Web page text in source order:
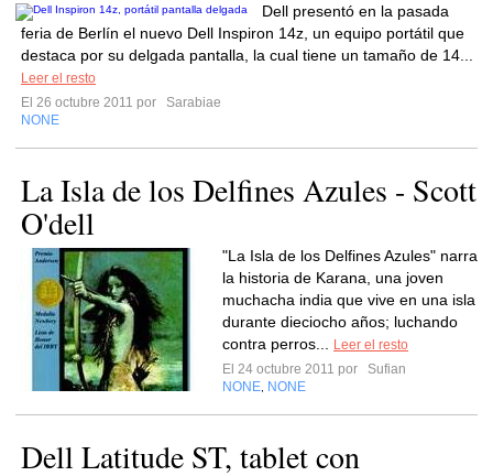
Dell presentó en la pasada
feria de Berlín el nuevo Dell Inspiron 14z, un equipo portátil que
destaca por su delgada pantalla, la cual tiene un tamaño de 14...
Leer el resto
El 26 octubre 2011 por
Sarabiae
NONE
La Isla de los Delfines Azules - Scott
O'dell
"La Isla de los Delfines Azules" narra
la historia de Karana, una joven
muchacha india que vive en una isla
durante dieciocho años; luchando
contra perros...
Leer el resto
El 24 octubre 2011 por
Sufian
NONE NONE
Dell Latitude ST, tablet con